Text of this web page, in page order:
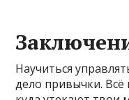
Научиться
дело привычки. Всё